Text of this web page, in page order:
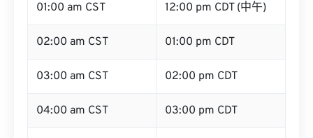
01:00 am CST 12:00 pm CDT (中午)
02:00 am CST 01:00 pm CDT
03:00 am CST 02:00 pm CDT
04:00 am CST 03:00 pm CDT